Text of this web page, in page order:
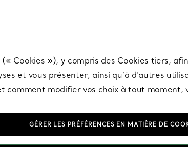
Cookies »), y compris des Cookies tiers,
et vous présenter, ainsi qu’à d’autres
comment modifier vos choix à tout moment,
GÉRER LES PRÉFÉRENCES EN MATIÈRE DE